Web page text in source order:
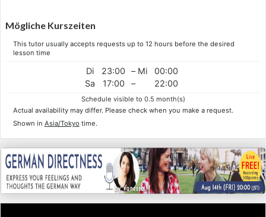
Mögliche Kurszeiten
This tutor usually accepts requests up to 12 hours before the desired
lesson time
Di 23:00 – Mi
00:00
Sa
17:00 – 22:00
Schedule visible to 0.5 month(s)
Actual availability may differ. Please check when you make a request.
Shown in Asia/Tokyo time.